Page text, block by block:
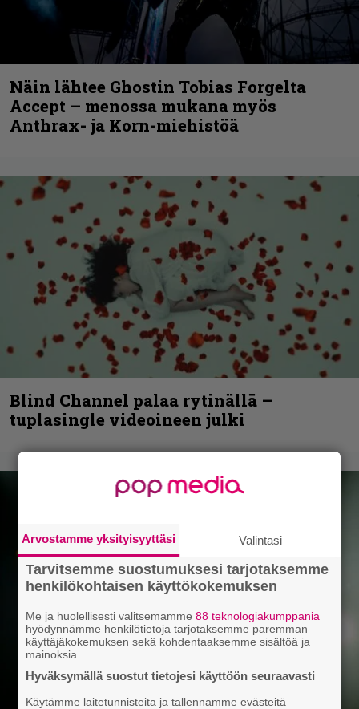
Näin lähtee Ghostin Tobias Forgelta
Accept – menossa mukana myös
Anthrax- ja Korn-miehistöä
Blind Channel palaa rytinällä –
tuplasingle videoineen julki
Arvostamme yksityisyyttäsi Valintasi
Tarvitsemme suostumuksesi tarjotaksemme
henkilökohtaisen käyttökokemuksen
Me ja huolellisesti valitsemamme88 teknologiakumppania
hyödynnämme henkilötietoja tarjotaksemme paremman
käyttäjäkokemuksen sekä kohdentaaksemme sisältöä ja
mainoksia.
Hyväksymällä suostut tietojesi käyttöön seuraavasti
Käytämme laitetunnisteita ja tallennamme evästeitä